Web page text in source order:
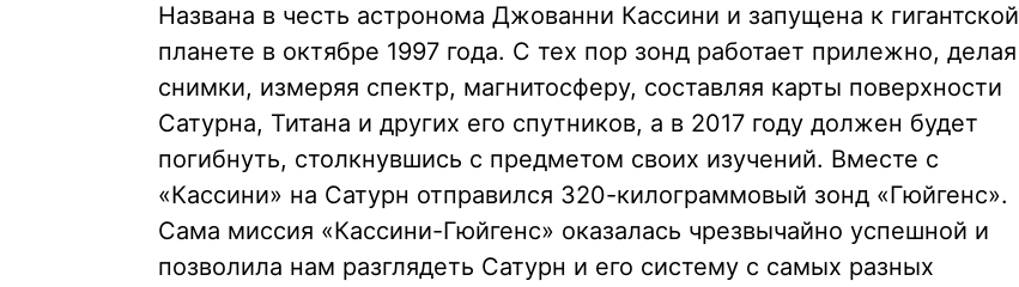
Названа в честь астронома Джованни Кассини и запущена к гигантской
планете в октябре 1997 года. С тех пор зонд работает прилежно, делая
снимки, измеряя спектр, магнитосферу, составляя карты поверхности
Сатурна, Титана и других его спутников, а в 2017 году должен будет
погибнуть, столкнувшись с предметом своих изучений. Вместе с
«Кассини» на Сатурн отправился 320-килограммовый зонд «Гюйгенс».
Сама миссия «Кассини-Гюйгенс» оказалась чрезвычайно успешной и
позволила нам разглядеть Сатурн и его систему с самых разных